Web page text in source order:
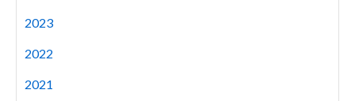
2023
2022
2021